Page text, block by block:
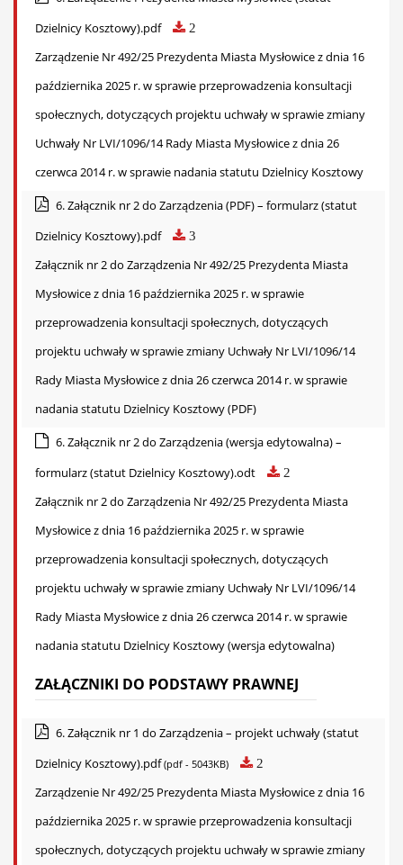
Dzielnicy Kosztowy).pdf
2
Zarządzenie Nr 492/25 Prezydenta Miasta Mysłowice z dnia 16
października 2025 r. w sprawie przeprowadzenia konsultacji
społecznych, dotyczących projektu uchwały w sprawie zmiany
Uchwały Nr LVI/1096/14 Rady Miasta Mysłowice z dnia 26
czerwca 2014 r. w sprawie nadania statutu Dzielnicy Kosztowy
6. Załącznik nr 2 do Zarządzenia (PDF) – formularz (statut
Dzielnicy Kosztowy).pdf
3
Załącznik nr 2 do Zarządzenia Nr 492/25 Prezydenta Miasta
Mysłowice z dnia 16 października 2025 r. w sprawie
przeprowadzenia konsultacji społecznych, dotyczących
projektu uchwały w sprawie zmiany Uchwały Nr LVI/1096/14
Rady Miasta Mysłowice z dnia 26 czerwca 2014 r. w sprawie
nadania statutu Dzielnicy Kosztowy (PDF)
6. Załącznik nr 2 do Zarządzenia (wersja edytowalna) –
formularz (statut Dzielnicy Kosztowy).odt
2
Załącznik nr 2 do Zarządzenia Nr 492/25 Prezydenta Miasta
Mysłowice z dnia 16 października 2025 r. w sprawie
przeprowadzenia konsultacji społecznych, dotyczących
projektu uchwały w sprawie zmiany Uchwały Nr LVI/1096/14
Rady Miasta Mysłowice z dnia 26 czerwca 2014 r. w sprawie
nadania statutu Dzielnicy Kosztowy (wersja edytowalna)
ZAŁĄCZNIKI DO PODSTAWY PRAWNEJ
6. Załącznik nr 1 do Zarządzenia – projekt uchwały (statut
Dzielnicy Kosztowy).pdf(pdf - 5043KB) 2
Zarządzenie Nr 492/25 Prezydenta Miasta Mysłowice z dnia 16
października 2025 r. w sprawie przeprowadzenia konsultacji
społecznych, dotyczących projektu uchwały w sprawie zmiany